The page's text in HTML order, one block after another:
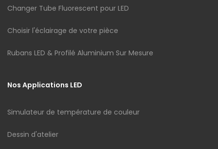
Changer Tube Fluorescent pour LED
Choisir l'éclairage de votre pièce
Rubans LED & Profilé Aluminium Sur Mesure
Nos Applications LED
Simulateur de température de couleur
Dessin d'atelier